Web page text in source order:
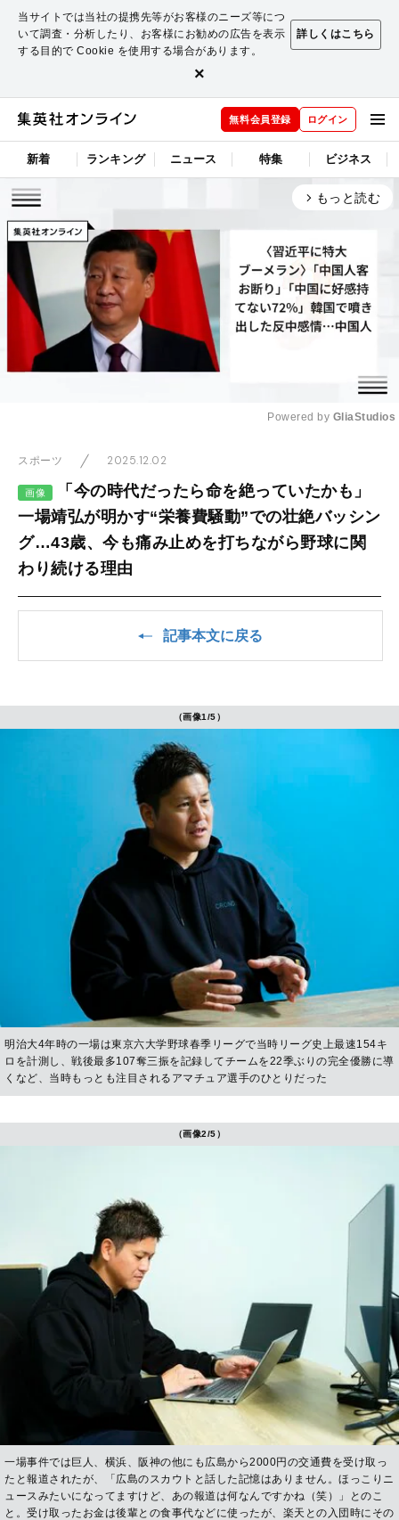
当サイトでは当社の提携先等がお客様のニーズ等につ
いて調査・分析したり、お客様にお勧めの広告を表示
する目的で Cookie を使用する場合があります。
詳しくはこちら
×
無料会員登録 ログイン
新着 ランキング ニュース 特集 ビジネス
arrow_forward_ios もっと読む
Powered by GliaStudios
スポーツ 2025.12.02
画像
「今の時代だったら命を絶っていたかも」
一場靖弘が明かす“栄養費騒動”での壮絶バッシン
グ…43歳、今も痛み止めを打ちながら野球に関
わり続ける理由
記事本文に戻る
（画像1/5）
明治大4年時の一場は東京六大学野球春季リーグで当時リーグ史上最速154キ
ロを計測し、戦後最多107奪三振を記録してチームを22季ぶりの完全優勝に導
くなど、当時もっとも注目されるアマチュア選手のひとりだった
（画像2/5）
一場事件では巨人、横浜、阪神の他にも広島から2000円の交通費を受け取っ
たと報道されたが、「広島のスカウトと話した記憶はありません。ほっこりニ
ュースみたいになってますけど、あの報道は何なんですかね（笑）」とのこ
と。受け取ったお金は後輩との食事代などに使ったが、楽天との入団時にその